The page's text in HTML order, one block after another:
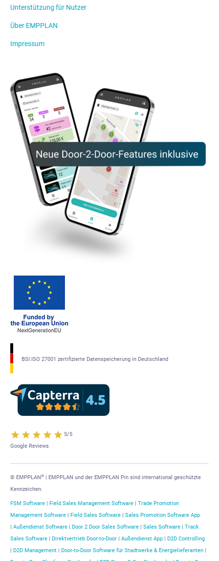
Unterstützung für Nutzer
Über EMPPLAN
Impressum
BSI:ISO 27001 zertifizierte Datenspeicherung in Deutschland
5/5
Google Reviews
© EMPPLAN ®
| EMPPLAN und der EMPPLAN Pin sind international geschützte
Kennzeichen.
FSM Software Field Sales Management Software
Trade Promotion
Management Software
Field Sales Software
Sales Promotion Software App
Außendienst Software Door 2 Door Sales Software Sales Software
Track
Sales Software
Direktvertrieb Door-to-Door Außendienst App
D2D Controlling
D2D Management Door-to-Door Software für Stadtwerke & Energielieferanten